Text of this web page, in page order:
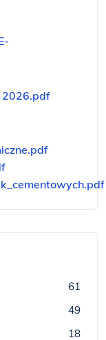
2026.pdf
61
49
18